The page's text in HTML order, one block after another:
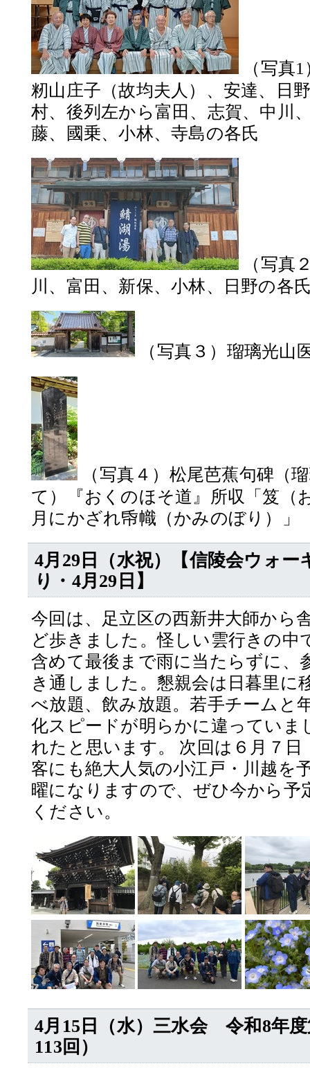
（写真
籾山庄子（故均夫人）、安達、日
村、後列左から富田、志賀、中川
藤、國乗、小林、寺島の各氏
（写真
川、富田、新保、小林、日野の各
（写真３）瑠璃光山
（写真４）松尾芭蕉句碑（
て）『おくのほそ道』所収「笈
月にかざれ帋幟（かみのぼり）」
4月29日（水祝）【信陵会ウォ
り・4月29日】
今回は、足立区の西新井大師から
ど歩きました。怪しい雲行きの中
含めて最後まで雨に当たらずに、
き通しました。懇親会は日暮里に
べ放題、飲み放題。若手チームと
化スピードが明らかに違っていま
れたと思います。 次回は６月７日
客にも絶大人気の小江戸・川越を
曜になりますので、ぜひ今から予
ください。
4月15日（水）三水会 令和8年
113回）